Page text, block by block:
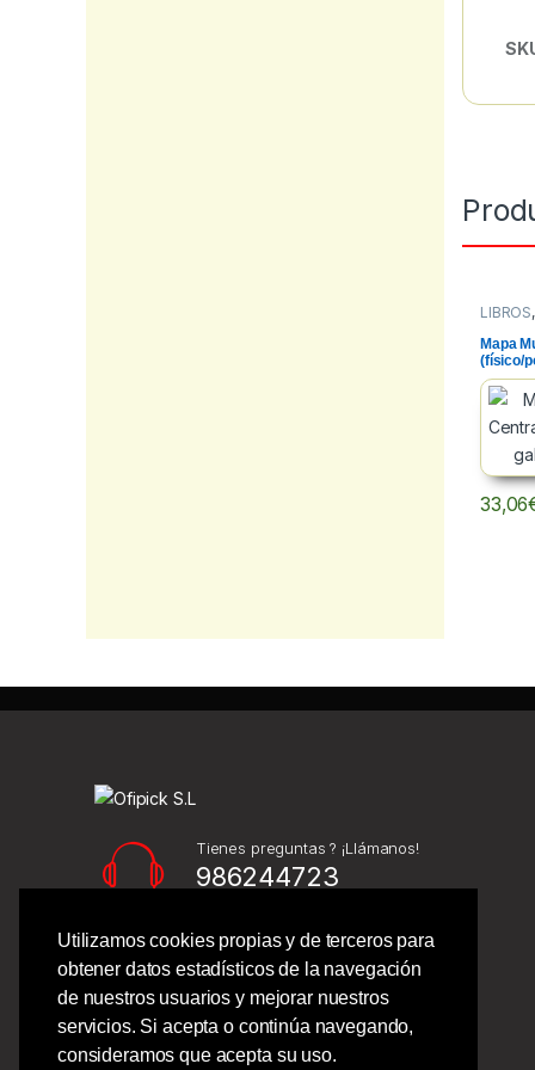
Utilizamos cookies propias y de terceros para
obtener datos estadísticos de la navegación
de nuestros usuarios y mejorar nuestros
servicios. Si acepta o continúa navegando,
consideramos que acepta su uso.
LIBROS
Mapa
(físico/
33,06
Tienes preguntas ? ¡Llámanos!
986244723
Calle Barcelona 41,
Bajo Izquierdo,
Vigo - Pontevedra.